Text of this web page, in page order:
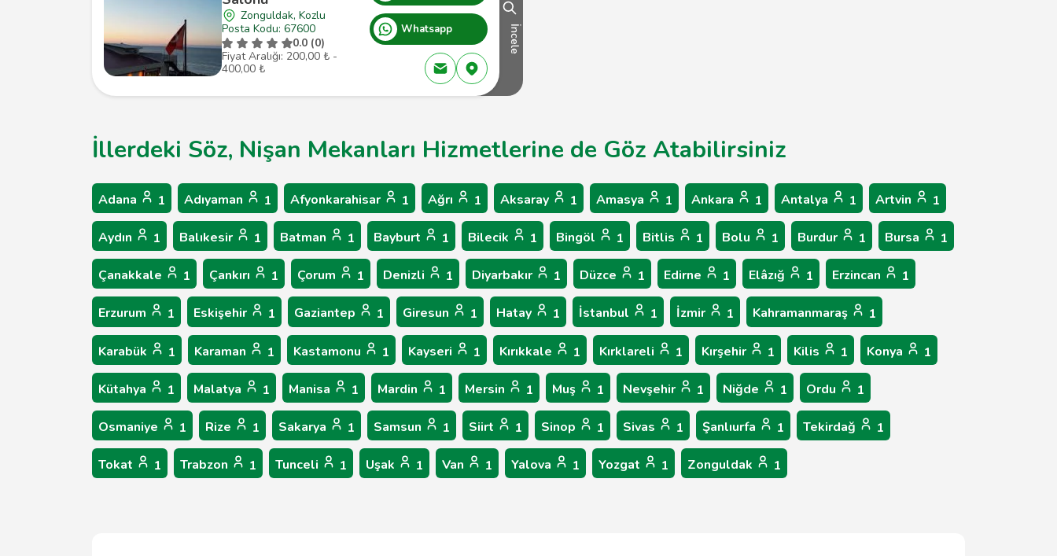
Zonguldak, Kozlu
Posta Kodu: 67600
0.0 (0)
Fiyat Aralığı: 200,00 ₺ -
400,00 ₺
Whatsapp İncele
İllerdeki Söz, Nişan Mekanları Hizmetlerine de Göz Atabilirsiniz
Adana 1 Adıyaman 1 Afyonkarahisar 1 Ağrı 1 Aksaray 1 Amasya 1 Ankara 1 Antalya 1 Artvin 1
Aydın 1 Balıkesir 1 Batman 1 Bayburt 1 Bilecik 1 Bingöl 1 Bitlis 1 Bolu 1 Burdur 1 Bursa 1
Çanakkale 1 Çankırı 1 Çorum 1 Denizli 1 Diyarbakır 1 Düzce 1 Edirne 1 Elâzığ 1 Erzincan 1
Erzurum 1 Eskişehir 1 Gaziantep 1 Giresun 1 Hatay 1 İstanbul 1 İzmir 1 Kahramanmaraş 1
Karabük 1 Karaman 1 Kastamonu 1 Kayseri 1 Kırıkkale 1 Kırklareli 1 Kırşehir 1 Kilis 1 Konya 1
Kütahya 1 Malatya 1 Manisa 1 Mardin 1 Mersin 1 Muş 1 Nevşehir 1 Niğde 1 Ordu 1
Osmaniye 1 Rize 1 Sakarya 1 Samsun 1 Siirt 1 Sinop 1 Sivas 1 Şanlıurfa 1 Tekirdağ 1
Tokat 1 Trabzon 1 Tunceli 1 Uşak 1 Van 1 Yalova 1 Yozgat 1 Zonguldak 1